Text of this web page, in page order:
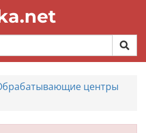
центры